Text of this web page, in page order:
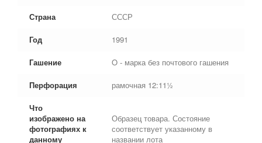
Страна СССР
Год 1991
Гашение O - марка без почтового гашения
Перфорация рамочная 12:11½
Что
изображено на
фотографиях к
данному
Образец товара. Состояние
соответствует указанному в
названии лота